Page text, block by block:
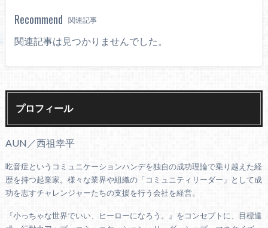
Recommend 関連記事
関連記事は見つかりませんでした。
プロフィール
AUN／西祖幸平
吃音症というコミュニケーションハンデを独自の成功理論で乗り越えた経
歴を持つ起業家。様々な業界や組織の「コミュニティリーダー」として成
功を志すチャレンジャーたちの支援を行う会社を経営。
『小っちゃな世界でいい、ヒーローになろう。』をコンセプトに、目標達